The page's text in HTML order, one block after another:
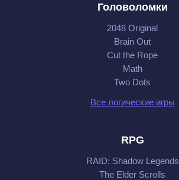
Головоломки
2048 Original
Brain Out
Cut the Rope
Math
Two Dots
Все логические игры
RPG
RAID: Shadow Legends
The Elder Scrolls